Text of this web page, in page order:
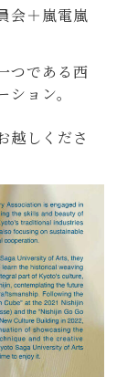
会＋嵐電嵐
つである西
ョン。
越しくださ